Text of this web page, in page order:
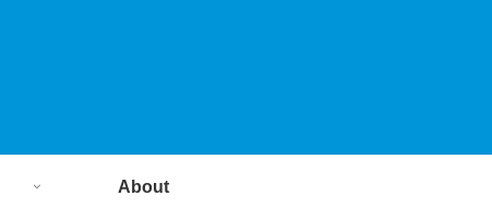
About